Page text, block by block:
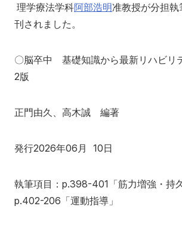
入試情報
地域の方へ
入学希望の方へ 在学生の
理学療法学科阿部浩明准教授が分担
刊されました。
〇脳卒中 基礎知識から最新リハビリ
2版
正門由久、高木誠 編著
発行2026年06月 10日
執筆項目：p.398-401「筋力増強・持
p.402-206「運動指導」